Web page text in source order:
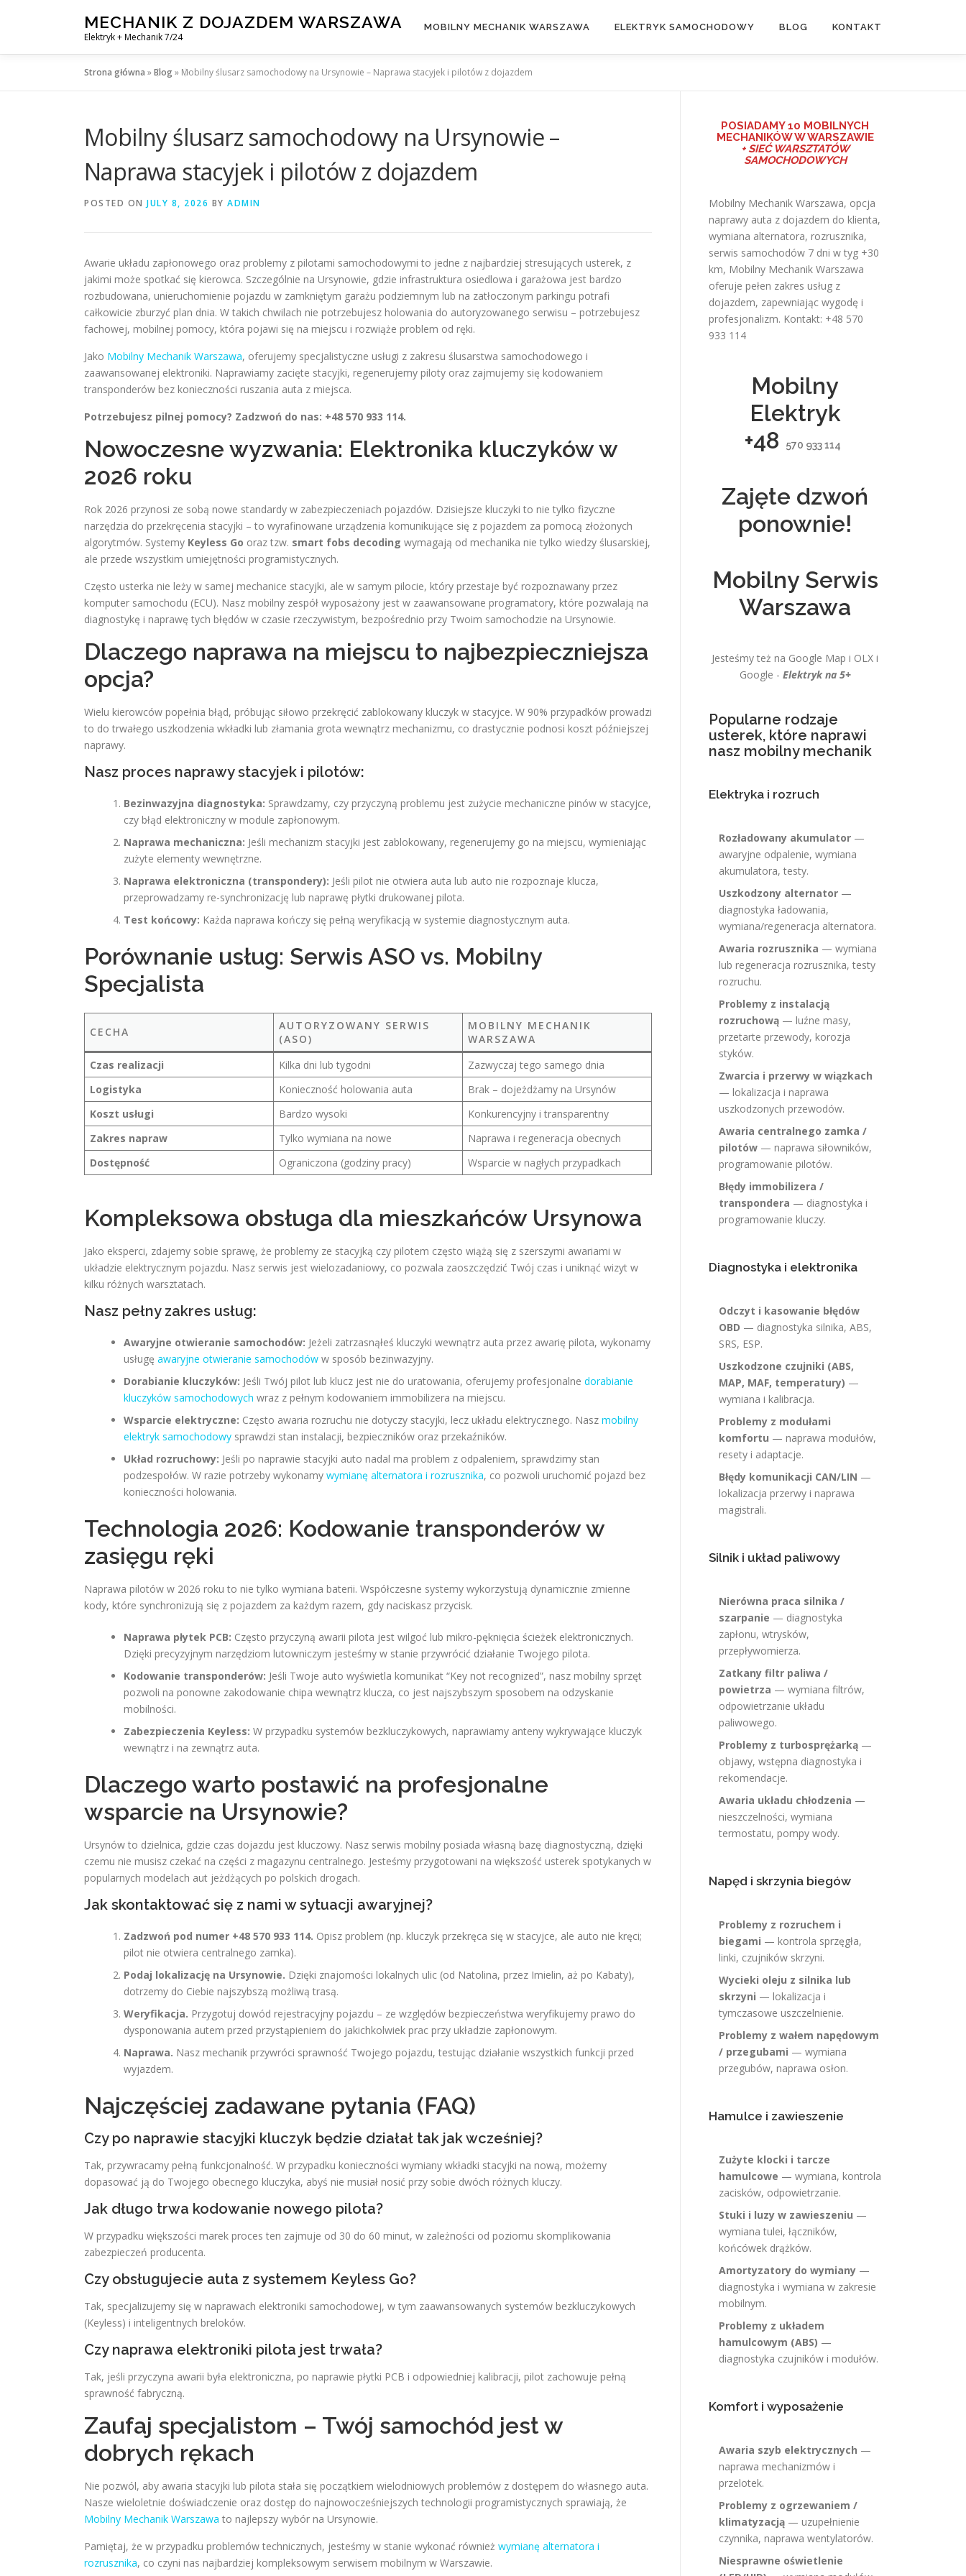
MECHANIK Z DOJAZDEM WARSZAWA
Elektryk + Mechanik 7/24
MOBILNY MECHANIK WARSZAWA ELEKTRYK SAMOCHODOWY BLOG KONTAKT
Strona główna »Blog» Mobilny ślusarz samochodowy na Ursynowie – Naprawa stacyjek i pilotów z dojazdem
Mobilny ślusarz samochodowy na Ursynowie –
Naprawa stacyjek i pilotów z dojazdem
POSTED ON JULY 8, 2026 BY ADMIN
Awarie układu zapłonowego oraz problemy z pilotami samochodowymi to jedne z najbardziej stresujących usterek, z
jakimi może spotkać się kierowca. Szczególnie na Ursynowie, gdzie infrastruktura osiedlowa i garażowa jest bardzo
rozbudowana, unieruchomienie pojazdu w zamkniętym garażu podziemnym lub na zatłoczonym parkingu potrafi
całkowicie zburzyć plan dnia. W takich chwilach nie potrzebujesz holowania do autoryzowanego serwisu – potrzebujesz
fachowej, mobilnej pomocy, która pojawi się na miejscu i rozwiąże problem od ręki.
Jako Mobilny Mechanik Warszawa, oferujemy specjalistyczne usługi z zakresu ślusarstwa samochodowego i
zaawansowanej elektroniki. Naprawiamy zacięte stacyjki, regenerujemy piloty oraz zajmujemy się kodowaniem
transponderów bez konieczności ruszania auta z miejsca.
Potrzebujesz pilnej pomocy? Zadzwoń do nas: +48 570 933 114.
Nowoczesne wyzwania: Elektronika kluczyków w
2026 roku
Rok 2026 przynosi ze sobą nowe standardy w zabezpieczeniach pojazdów. Dzisiejsze kluczyki to nie tylko fizyczne
narzędzia do przekręcenia stacyjki – to wyrafinowane urządzenia komunikujące się z pojazdem za pomocą złożonych
algorytmów. Systemy Keyless Go oraz tzw. smart fobs decoding wymagają od mechanika nie tylko wiedzy ślusarskiej,
ale przede wszystkim umiejętności programistycznych.
Często usterka nie leży w samej mechanice stacyjki, ale w samym pilocie, który przestaje być rozpoznawany przez
komputer samochodu (ECU). Nasz mobilny zespół wyposażony jest w zaawansowane programatory, które pozwalają na
diagnostykę i naprawę tych błędów w czasie rzeczywistym, bezpośrednio przy Twoim samochodzie na Ursynowie.
Dlaczego naprawa na miejscu to najbezpieczniejsza
opcja?
Wielu kierowców popełnia błąd, próbując siłowo przekręcić zablokowany kluczyk w stacyjce. W 90% przypadków prowadzi
to do trwałego uszkodzenia wkładki lub złamania grota wewnątrz mechanizmu, co drastycznie podnosi koszt późniejszej
naprawy.
Nasz proces naprawy stacyjek i pilotów:
Bezinwazyjna diagnostyka: Sprawdzamy, czy przyczyną problemu jest zużycie mechaniczne pinów w stacyjce,
czy błąd elektroniczny w module zapłonowym.
Naprawa mechaniczna: Jeśli mechanizm stacyjki jest zablokowany, regenerujemy go na miejscu, wymieniając
zużyte elementy wewnętrzne.
Naprawa elektroniczna (transpondery): Jeśli pilot nie otwiera auta lub auto nie rozpoznaje klucza,
przeprowadzamy re-synchronizację lub naprawę płytki drukowanej pilota.
Test końcowy: Każda naprawa kończy się pełną weryfikacją w systemie diagnostycznym auta.
Porównanie usług: Serwis ASO vs. Mobilny
Specjalista
CECHA
AUTORYZOWANY SERWIS
(ASO)
MOBILNY MECHANIK
WARSZAWA
Czas realizacji
Kilka dni lub tygodni
Zazwyczaj tego samego dnia
Logistyka
Konieczność holowania auta
Brak – dojeżdżamy na Ursynów
Koszt usługi
Bardzo wysoki
Konkurencyjny i transparentny
Zakres napraw
Tylko wymiana na nowe
Naprawa i regeneracja obecnych
Dostępność
Ograniczona (godziny pracy) Wsparcie w nagłych przypadkach
Kompleksowa obsługa dla mieszkańców Ursynowa
Jako eksperci, zdajemy sobie sprawę, że problemy ze stacyjką czy pilotem często wiążą się z szerszymi awariami w
układzie elektrycznym pojazdu. Nasz serwis jest wielozadaniowy, co pozwala zaoszczędzić Twój czas i uniknąć wizyt w
kilku różnych warsztatach.
Nasz pełny zakres usług:
Awaryjne otwieranie samochodów: Jeżeli zatrzasnąłeś kluczyki wewnątrz auta przez awarię pilota, wykonamy
usługę awaryjne otwieranie samochodów w sposób bezinwazyjny.
Dorabianie kluczyków: Jeśli Twój pilot lub klucz jest nie do uratowania, oferujemy profesjonalne dorabianie
kluczyków samochodowych wraz z pełnym kodowaniem immobilizera na miejscu.
Wsparcie elektryczne: Często awaria rozruchu nie dotyczy stacyjki, lecz układu elektrycznego. Nasz mobilny
elektryk samochodowy sprawdzi stan instalacji, bezpieczników oraz przekaźników.
Układ rozruchowy: Jeśli po naprawie stacyjki auto nadal ma problem z odpaleniem, sprawdzimy stan
podzespołów. W razie potrzeby wykonamy wymianę alternatora i rozrusznika, co pozwoli uruchomić pojazd bez
konieczności holowania.
Technologia 2026: Kodowanie transponderów w
zasięgu ręki
Naprawa pilotów w 2026 roku to nie tylko wymiana baterii. Współczesne systemy wykorzystują dynamicznie zmienne
kody, które synchronizują się z pojazdem za każdym razem, gdy naciskasz przycisk.
Naprawa płytek PCB: Często przyczyną awarii pilota jest wilgoć lub mikro-pęknięcia ścieżek elektronicznych.
Dzięki precyzyjnym narzędziom lutowniczym jesteśmy w stanie przywrócić działanie Twojego pilota.
Kodowanie transponderów: Jeśli Twoje auto wyświetla komunikat “Key not recognized”, nasz mobilny sprzęt
pozwoli na ponowne zakodowanie chipa wewnątrz klucza, co jest najszybszym sposobem na odzyskanie
mobilności.
Zabezpieczenia Keyless: W przypadku systemów bezkluczykowych, naprawiamy anteny wykrywające kluczyk
wewnątrz i na zewnątrz auta.
Dlaczego warto postawić na profesjonalne
wsparcie na Ursynowie?
Ursynów to dzielnica, gdzie czas dojazdu jest kluczowy. Nasz serwis mobilny posiada własną bazę diagnostyczną, dzięki
czemu nie musisz czekać na części z magazynu centralnego. Jesteśmy przygotowani na większość usterek spotykanych w
popularnych modelach aut jeżdżących po polskich drogach.
Jak skontaktować się z nami w sytuacji awaryjnej?
Zadzwoń pod numer +48 570 933 114. Opisz problem (np. kluczyk przekręca się w stacyjce, ale auto nie kręci;
pilot nie otwiera centralnego zamka).
Podaj lokalizację na Ursynowie. Dzięki znajomości lokalnych ulic (od Natolina, przez Imielin, aż po Kabaty),
dotrzemy do Ciebie najszybszą możliwą trasą.
Weryfikacja. Przygotuj dowód rejestracyjny pojazdu – ze względów bezpieczeństwa weryfikujemy prawo do
dysponowania autem przed przystąpieniem do jakichkolwiek prac przy układzie zapłonowym.
Naprawa. Nasz mechanik przywróci sprawność Twojego pojazdu, testując działanie wszystkich funkcji przed
wyjazdem.
Najczęściej zadawane pytania (FAQ)
Czy po naprawie stacyjki kluczyk będzie działał tak jak wcześniej?
Tak, przywracamy pełną funkcjonalność. W przypadku konieczności wymiany wkładki stacyjki na nową, możemy
dopasować ją do Twojego obecnego kluczyka, abyś nie musiał nosić przy sobie dwóch różnych kluczy.
Jak długo trwa kodowanie nowego pilota?
W przypadku większości marek proces ten zajmuje od 30 do 60 minut, w zależności od poziomu skomplikowania
zabezpieczeń producenta.
Czy obsługujecie auta z systemem Keyless Go?
Tak, specjalizujemy się w naprawach elektroniki samochodowej, w tym zaawansowanych systemów bezkluczykowych
(Keyless) i inteligentnych breloków.
Czy naprawa elektroniki pilota jest trwała?
Tak, jeśli przyczyna awarii była elektroniczna, po naprawie płytki PCB i odpowiedniej kalibracji, pilot zachowuje pełną
sprawność fabryczną.
Zaufaj specjalistom – Twój samochód jest w
dobrych rękach
Nie pozwól, aby awaria stacyjki lub pilota stała się początkiem wielodniowych problemów z dostępem do własnego auta.
Nasze wieloletnie doświadczenie oraz dostęp do najnowocześniejszych technologii programistycznych sprawiają, że
Mobilny Mechanik Warszawa to najlepszy wybór na Ursynowie.
Pamiętaj, że w przypadku problemów technicznych, jesteśmy w stanie wykonać również wymianę alternatora i
rozrusznika, co czyni nas najbardziej kompleksowym serwisem mobilnym w Warszawie.
POSIADAMY 10 MOBILNYCH
MECHANIKÓW W WARSZAWIE
+ SIEĆ WARSZTATÓW
SAMOCHODOWYCH
Mobilny Mechanik Warszawa, opcja
naprawy auta z dojazdem do klienta,
wymiana alternatora, rozrusznika,
serwis samochodów 7 dni w tyg +30
km, Mobilny Mechanik Warszawa
oferuje pełen zakres usług z
dojazdem, zapewniając wygodę i
profesjonalizm. Kontakt: +48 570
933 114
Mobilny
Elektryk
+48
570 933 114
Zajęte dzwoń
ponownie!
Mobilny Serwis
Warszawa
Jesteśmy też na Google Map i OLX i
Google - Elektryk na 5+
Popularne rodzaje
usterek, które naprawi
nasz mobilny mechanik
Elektryka i rozruch
Rozładowany akumulator —
awaryjne odpalenie, wymiana
akumulatora, testy.
Uszkodzony alternator —
diagnostyka ładowania,
wymiana/regeneracja alternatora.
Awaria rozrusznika — wymiana
lub regeneracja rozrusznika, testy
rozruchu.
Problemy z instalacją
rozruchową — luźne masy,
przetarte przewody, korozja
styków.
Zwarcia i przerwy w wiązkach
— lokalizacja i naprawa
uszkodzonych przewodów.
Awaria centralnego zamka /
pilotów — naprawa siłowników,
programowanie pilotów.
Błędy immobilizera /
transpondera — diagnostyka i
programowanie kluczy.
Diagnostyka i elektronika
Odczyt i kasowanie błędów
OBD — diagnostyka silnika, ABS,
SRS, ESP.
Uszkodzone czujniki (ABS,
MAP, MAF, temperatury) —
wymiana i kalibracja.
Problemy z modułami
komfortu — naprawa modułów,
resety i adaptacje.
Błędy komunikacji CAN/LIN —
lokalizacja przerwy i naprawa
magistrali.
Silnik i układ paliwowy
Nierówna praca silnika /
szarpanie — diagnostyka
zapłonu, wtrysków,
przepływomierza.
Zatkany filtr paliwa /
powietrza — wymiana filtrów,
odpowietrzanie układu
paliwowego.
Problemy z turbosprężarką —
objawy, wstępna diagnostyka i
rekomendacje.
Awaria układu chłodzenia —
nieszczelności, wymiana
termostatu, pompy wody.
Napęd i skrzynia biegów
Problemy z rozruchem i
biegami — kontrola sprzęgła,
linki, czujników skrzyni.
Wycieki oleju z silnika lub
skrzyni — lokalizacja i
tymczasowe uszczelnienie.
Problemy z wałem napędowym
/ przegubami — wymiana
przegubów, naprawa osłon.
Hamulce i zawieszenie
Zużyte klocki i tarcze
hamulcowe — wymiana, kontrola
zacisków, odpowietrzanie.
Stuki i luzy w zawieszeniu —
wymiana tulei, łączników,
końcówek drążków.
Amortyzatory do wymiany —
diagnostyka i wymiana w zakresie
mobilnym.
Problemy z układem
hamulcowym (ABS) —
diagnostyka czujników i modułów.
Komfort i wyposażenie
Awaria szyb elektrycznych —
naprawa mechanizmów i
przelotek.
Problemy z ogrzewaniem /
klimatyzacją — uzupełnienie
czynnika, naprawa wentylatorów.
Niesprawne oświetlenie